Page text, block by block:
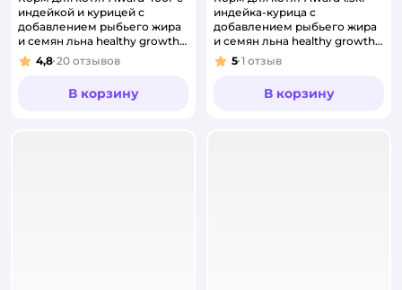
индейкой и курицей с
добавлением рыбьего жира
и семян льна healthy growth
сухой
Рейтинг:
4,8 20 отзывов
В корзину
индейка-курица с
добавлением рыбьего жира
и семян льна healthy growth
сухой
Рейтинг:
5 1 отзыв
В корзину